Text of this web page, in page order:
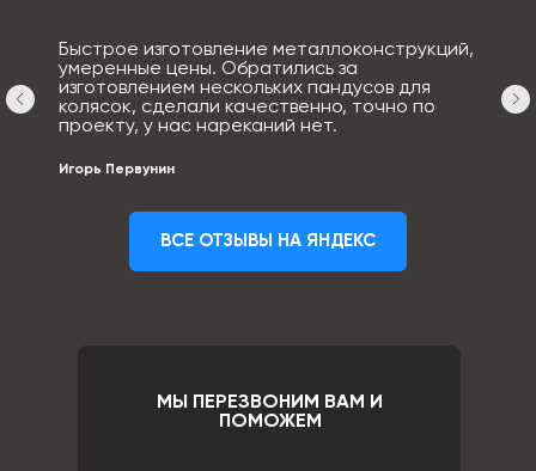
Быстрое изготовление металлоконструкций,
умеренные цены. Обратились за
изготовлением нескольких пандусов для
колясок, сделали качественно, точно по
проекту, у нас нареканий нет.
Игорь Первунин
ВСЕ ОТЗЫВЫ НА ЯНДЕКС
МЫ ПЕРЕЗВОНИМ ВАМ И
ПОМОЖЕМ